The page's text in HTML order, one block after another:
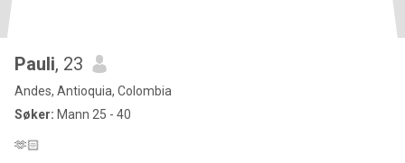
Pauli, 23
Andes, Antioquia, Colombia
Søker: Mann 25 - 40
🫶🏻